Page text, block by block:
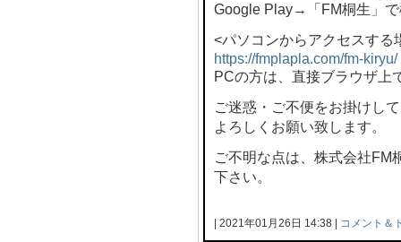
Google Play→「FM桐生」
<パソコンからアクセスする
https://fmplapla.com/fm-kiryu/
PCの方は、直接ブラウザ上
ご迷惑・ご不便をお掛けし
よろしくお願い致します。
ご不明な点は、株式会社FM
下さい。
| 2021年01月26日 14:38 | コメント＆